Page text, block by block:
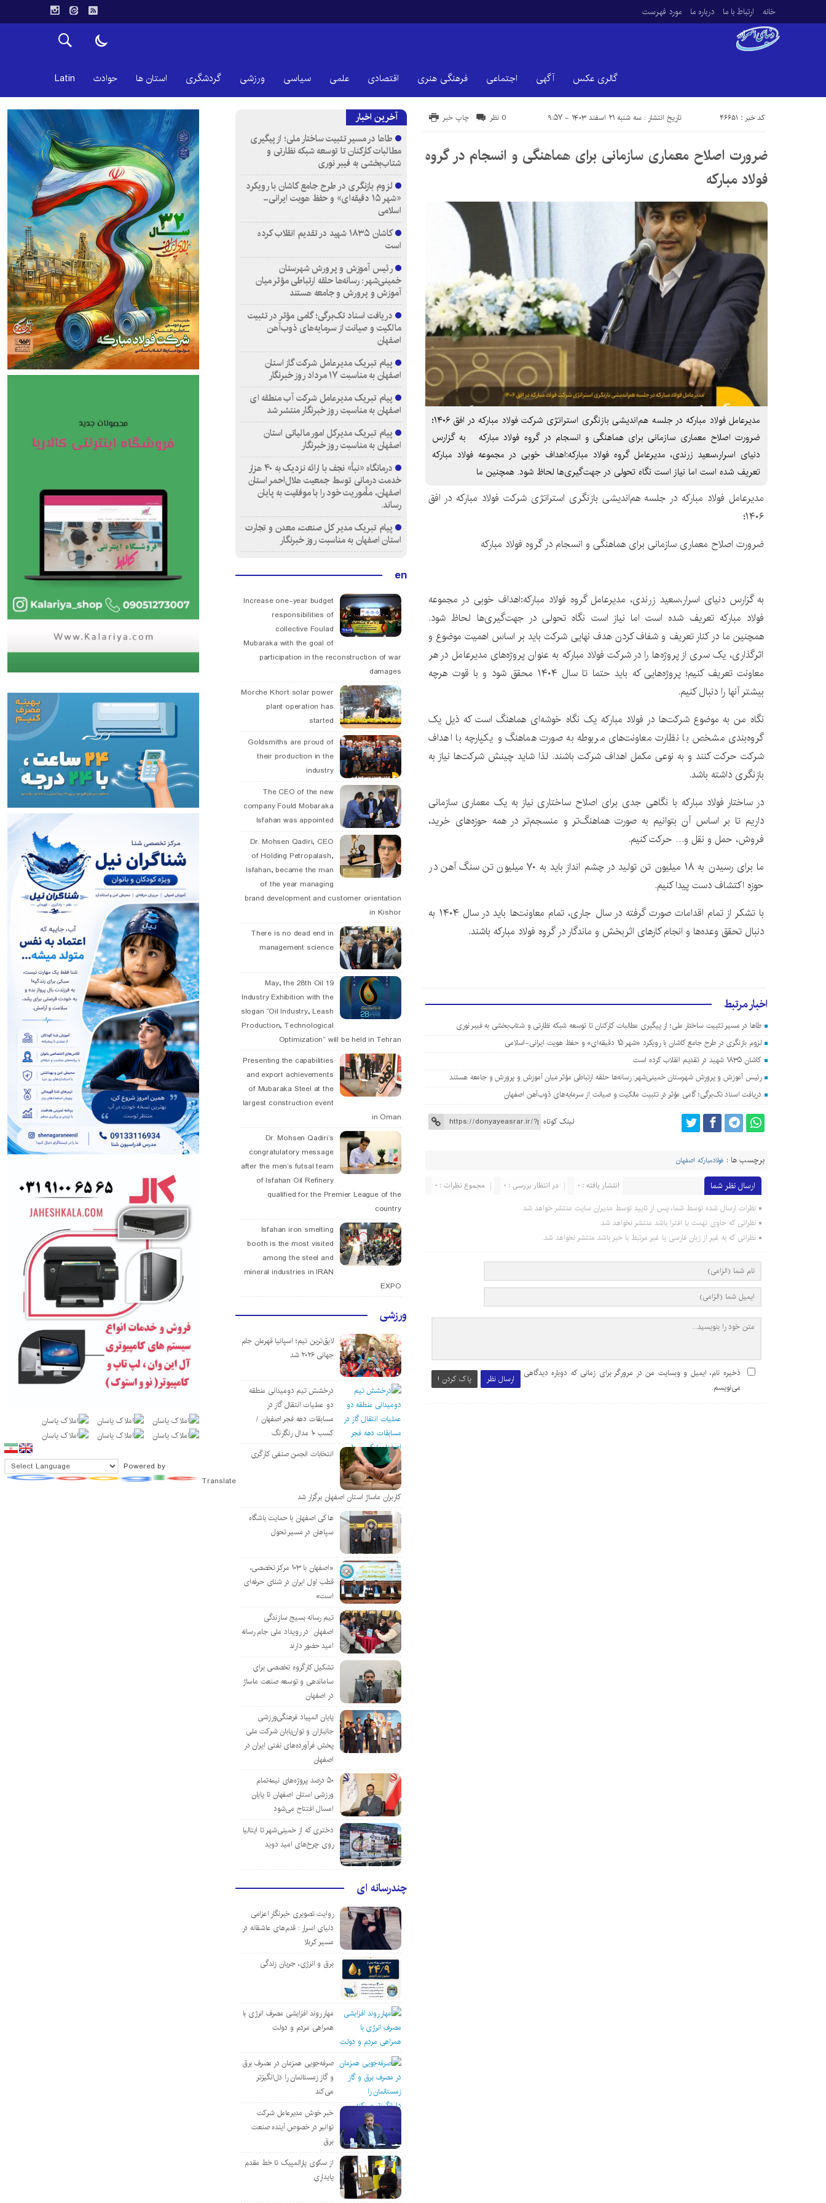
خانه ارتباط با ما درباره ما مورد فهرست
گالری عکس آگهی اجتماعی فرهنگی هنری اقتصادی علمی سیاسی ورزشی گردشگری استان ها حوادث Latin
تاریخ انتشار : سه شنبه ۲۱ اسفند ۱۴۰۳ - ۹:۵۷ کد خبر : 46651 چاپ خبر 0 نظر
ضرورت اصلاح معماری سازمانی برای هماهنگی و انسجام در گروه
فولاد مبارکه
مدیرعامل فولاد مبارکه در جلسه هم‌اندیشی بازنگری استراتژی شرکت فولاد مبارکه در افق ۱۴۰۶؛
ضرورت اصلاح معماری سازمانی برای هماهنگی و انسجام در گروه فولاد مبارکه به گزارس
دنیای اسرار،سعید زرندی، مدیرعامل گروه فولاد مبارکه:اهداف خوبی در مجموعه فولاد مبارکه
تعریف شده است اما نیاز است نگاه تحولی در جهت‌گیری‌ها لحاظ شود. همچنین ما
مدیرعامل فولاد مبارکه در جلسه هم‌اندیشی بازنگری استراتژی شرکت فولاد مبارکه در افق
۱۴۰۶؛
ضرورت اصلاح معماری سازمانی برای هماهنگی و انسجام در گروه فولاد مبارکه
به گزارس دنیای اسرار،سعید زرندی، مدیرعامل گروه فولاد مبارکه:اهداف خوبی در مجموعه
فولاد مبارکه تعریف شده است اما نیاز است نگاه تحولی در جهت‌گیری‌ها لحاظ شود.
همچنین ما در کنار تعریف و شفاف کردن هدف نهایی شرکت باید بر اساس اهمیت موضوع و
اثرگذاری، یک سری از پروژه‌ها را در شرکت فولاد مبارکه به عنوان پروژه‌های مدیرعامل در هر
معاونت تعریف کنیم؛ پروژه‌هایی که باید حتما تا سال ۱۴۰۴ محقق شود و با قوت هرچه
بیشتر آنها را دنبال کنیم.
نگاه من به موضوع شرکت‌ها در فولاد مبارکه یک نگاه خوشه‌ای هماهنگ است که ذیل یک
گروه‌بندی مشخص با نظارت معاونت‌های مربوطه به صورت هماهنگ و یکپارچه با اهداف
شرکت حرکت کنند و به نوعی مکمل اهداف شرکت باشند. لذا شاید چینش شرکت‌ها نیاز به
بازنگری داشته باشد.
در ساختار فولاد مبارکه با نگاهی جدی برای اصلاح ساختاری نیاز به یک معماری سازمانی
داریم تا بر اساس آن بتوانیم به صورت هماهنگ‌تر و منسجم‌تر در همه حوزه‌های خرید،
فروش، حمل‌ و نقل و… حرکت کنیم.
ما برای رسیدن به ۱۸ میلیون تن تولید در چشم انداز باید به ۷۰ میلیون تن سنگ آهن در
حوزه اکتشاف دست پیدا کنیم.
با تشکر از تمام اقدامات صورت گرفته در سال جاری، تمام معاونت‌ها باید در سال ۱۴۰۴ به
دنبال تحقق وعده‌ها و انجام کارهای اثربخش و ماندگار در گروه فولاد مبارکه باشند.
اخبار مرتبط
طاها در مسیر تثبیت ساختار ملی؛ از پیگیری مطالبات کارکنان تا توسعه شبکه نظارتی و شتاب‌بخشی به فیبر نوری
لزوم بازنگری در طرح جامع کاشان با رویکرد «شهر ۱۵ دقیقه‌ای» و حفظ هویت ایرانی-اسلامی
کاشان ۱۸۳۵ شهید در تقدیم انقلاب کرده است
رئیس آموزش و پرورش شهرستان خمینی‌شهر: رسانه‌ها حلقه ارتباطی مؤثر میان آموزش و پرورش و جامعه هستند
دریافت اسناد تک‌برگی؛ گامی مؤثر در تثبیت مالکیت و صیانت از سرمایه‌های ذوب‌آهن اصفهان
لینک کوتاه
برچسب ها : فولادمبارکه اصفهان
ارسال نظر شما مجموع نظرات : 0 در انتظار بررسی : 0 انتشار یافته : 0
نظرات ارسال شده توسط شما، پس از تایید توسط مدیران سایت منتشر خواهد شد.
نظراتی که حاوی تهمت یا افترا باشد منتشر نخواهد شد.
نظراتی که به غیر از زبان فارسی یا غیر مرتبط با خبر باشد منتشر نخواهد شد.
ارسال نظر پاک کردن !
ذخیره نام، ایمیل و وبسایت من در مرورگر برای زمانی که دوباره دیدگاهی
می‌نویسم.
آخرین اخبار
طاها در مسیر تثبیت ساختار ملی؛ از پیگیری
مطالبات کارکنان تا توسعه شبکه نظارتی و
شتاب‌بخشی به فیبر نوری
لزوم بازنگری در طرح جامع کاشان با رویکرد
«شهر ۱۵ دقیقه‌ای» و حفظ هویت ایرانی-
اسلامی
کاشان ۱۸۳۵ شهید در تقدیم انقلاب کرده
است
رئیس آموزش و پرورش شهرستان
خمینی‌شهر: رسانه‌ها حلقه ارتباطی مؤثر میان
آموزش و پرورش و جامعه هستند
دریافت اسناد تک‌برگی؛ گامی مؤثر در تثبیت
مالکیت و صیانت از سرمایه‌های ذوب‌آهن
اصفهان
پیام تبریک مدیرعامل شرکت گاز استان
اصفهان به مناسبت ۱۷ مرداد روز خبرنگار
پیام تبریک مدیرعامل شرکت آب منطقه ای
اصفهان به مناسبت روز خبرنگار منتشر شد
پیام تبریک مدیرکل امور مالیاتی استان
اصفهان به مناسبت روز خبرنگار
درمانگاه «نبأ» نجف با ارائه نزدیک به ۴۰ هزار
خدمت درمانی توسط جمعیت هلال‌احمر استان
اصفهان، مأموریت خود را با موفقیت به پایان
رساند.
پیام تبریک مدیر کل صنعت، معدن و تجارت
استان اصفهان به مناسبت روز خبرنگار
en
Increase one-year budget
responsibilities of
collective Foulad
Mubaraka with the goal of
participation in the reconstruction of war
damages
Morche Khort solar power
plant operation has
started
Goldsmiths are proud of
their production in the
industry
The CEO of the new
company Fould Mobaraka
Isfahan was appointed
Dr. Mohsen Qadiri, CEO
of Holding Petropalash,
Isfahan, became the man
of the year managing
brand development and customer orientation
in Kishor
There is no dead end in
management science
19 May, the 28th Oil
Industry Exhibition with the
slogan “Oil Industry, Leash
Production, Technological
Optimization” will be held in Tehran
Presenting the capabilities
and export achievements
of Mubaraka Steel at the
largest construction event
in Oman
Dr. Mohsen Qadiri’s
congratulatory message
after the men’s futsal team
of Isfahan Oil Refinery
qualified for the Premier League of the
country
Isfahan iron smelting
booth is the most visited
among the steel and
mineral industries in IRAN
EXPO
ورزشی
لایق‌ترین تیم؛ اسپانیا قهرمان جام
جهانی ۲۰۲۶ شد
درخشش تیم دومیدانی منطقه
دو عملیات انتقال گاز در
مسابقات دهه فجر اصفهان /
کسب ۱۰ مدال رنگارنگ
انتخابات انجمن صنفی کارگری
کاربران ماساژ استان اصفهان برگزار شد
هاکی اصفهان با حمایت باشگاه
سپاهان در مسیر تحول
«اصفهان با ۱۰۳ مرکز تخصصی،
قطب اول ایران در شنای حرفه‌ای
است»
تیم رسانه بسیج سازندگی
اصفهان در رویداد ملی جام رسانه
امید حضور دارند
تشکیل کارگروه تخصصی برای
ساماندهی و توسعه صنعت ماساژ
در اصفهان
پایان المپیاد فرهنگی‌ورزشی
جانبازان و توان‌یابان شرکت ملی
پخش فرآورده‌های نفتی ایران در
اصفهان
۵۰ درصد پروژه‌های نیمه‌تمام
ورزشی استان اصفهان تا پایان
امسال افتتاح می‌شود
دختری که از خمینی‌شهر تا ایتالیا
روی چرخ‌های امید دوید
چندرسانه ای
روایت تصویری خبرنگار اعزامی
دنیای اسرار : قدم‌های عاشقانه در
مسیر کربلا
برق و انرژی، جریان زندگی
مهار روند افزایشی مصرف انرژی با
همراهی مردم و دولت
صرفه‌جویی همزمان در مصرف برق
و گاز زمستانمان را دل‌انگیزتر
می‌کند
خبر خوش مدیرعامل شرکت
توانیر در خصوص آینده صنعت
برق
از سکوی پارالمپیک تا خط مقدم
پایداری
Powered by
Translate